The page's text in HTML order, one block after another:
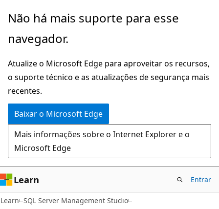
Pular
o
principal
Não há mais suporte para esse
navegador.
Atualize o Microsoft Edge para aproveitar os recursos,
o suporte técnico e as atualizações de segurança mais
recentes.
Baixar o Microsoft Edge
Mais informações sobre o Internet Explorer e o
Microsoft Edge
Learn Entrar
Learn SQL Server Management Studio